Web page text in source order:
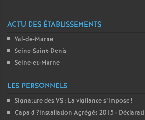
ACTU DES ÉTABLISSEMENTS
Val-de-Marne
Seine-Saint-Denis
Seine-et-Marne
LES PERSONNELS
Signature des VS : La vigilance s’impose!
Capa d ?installation Agrégés 2015 -